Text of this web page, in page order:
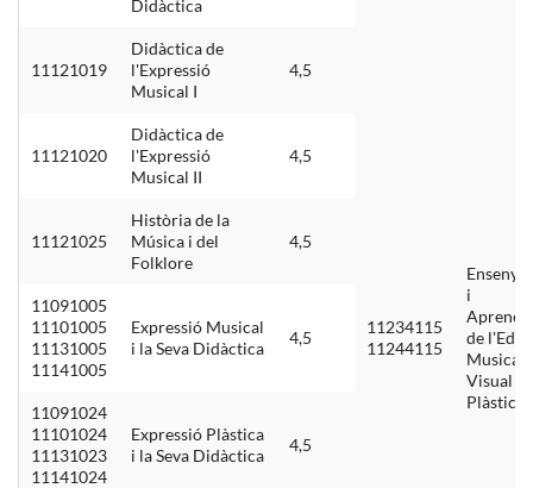
11234115
11244115
i
de
Musical,
Visual i
Plàstica
Didàctica
11121019
Didàctica de
l'Expressió
Musical I
4,5
11121020
Didàctica de
l'Expressió
Musical II
4,5
11121025
Història de la
Música i del
Folklore
4,5
11091005
11101005
11131005
11141005
Expressió Musical
i la Seva Didàctica
4,5
11091024
11101024
11131023
11141024
Expressió Plàstica
i la Seva Didàctica
4,5